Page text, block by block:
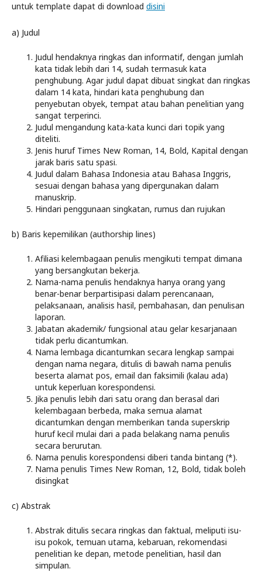
untuk template dapat di download disini
a) Judul
Judul hendaknya ringkas dan informatif, dengan jumlah
kata tidak lebih dari 14, sudah termasuk kata
penghubung. Agar judul dapat dibuat singkat dan ringkas
dalam 14 kata, hindari kata penghubung dan
penyebutan obyek, tempat atau bahan penelitian yang
sangat terperinci.
Judul mengandung kata-kata kunci dari topik yang
diteliti.
Jenis huruf Times New Roman, 14, Bold, Kapital dengan
jarak baris satu spasi.
Judul dalam Bahasa Indonesia atau Bahasa Inggris,
sesuai dengan bahasa yang dipergunakan dalam
manuskrip.
Hindari penggunaan singkatan, rumus dan rujukan
b) Baris kepemilikan (authorship lines)
Afiliasi kelembagaan penulis mengikuti tempat dimana
yang bersangkutan bekerja.
Nama-nama penulis hendaknya hanya orang yang
benar-benar berpartisipasi dalam perencanaan,
pelaksanaan, analisis hasil, pembahasan, dan penulisan
laporan.
Jabatan akademik/ fungsional atau gelar kesarjanaan
tidak perlu dicantumkan.
Nama lembaga dicantumkan secara lengkap sampai
dengan nama negara, ditulis di bawah nama penulis
beserta alamat pos, email dan faksimili (kalau ada)
untuk keperluan korespondensi.
Jika penulis lebih dari satu orang dan berasal dari
kelembagaan berbeda, maka semua alamat
dicantumkan dengan memberikan tanda superskrip
huruf kecil mulai dari a pada belakang nama penulis
secara berurutan.
Nama penulis korespondensi diberi tanda bintang (*).
Nama penulis Times New Roman, 12, Bold, tidak boleh
disingkat
c) Abstrak
Abstrak ditulis secara ringkas dan faktual, meliputi isu-
isu pokok, temuan utama, kebaruan, rekomendasi
penelitian ke depan, metode penelitian, hasil dan
simpulan.